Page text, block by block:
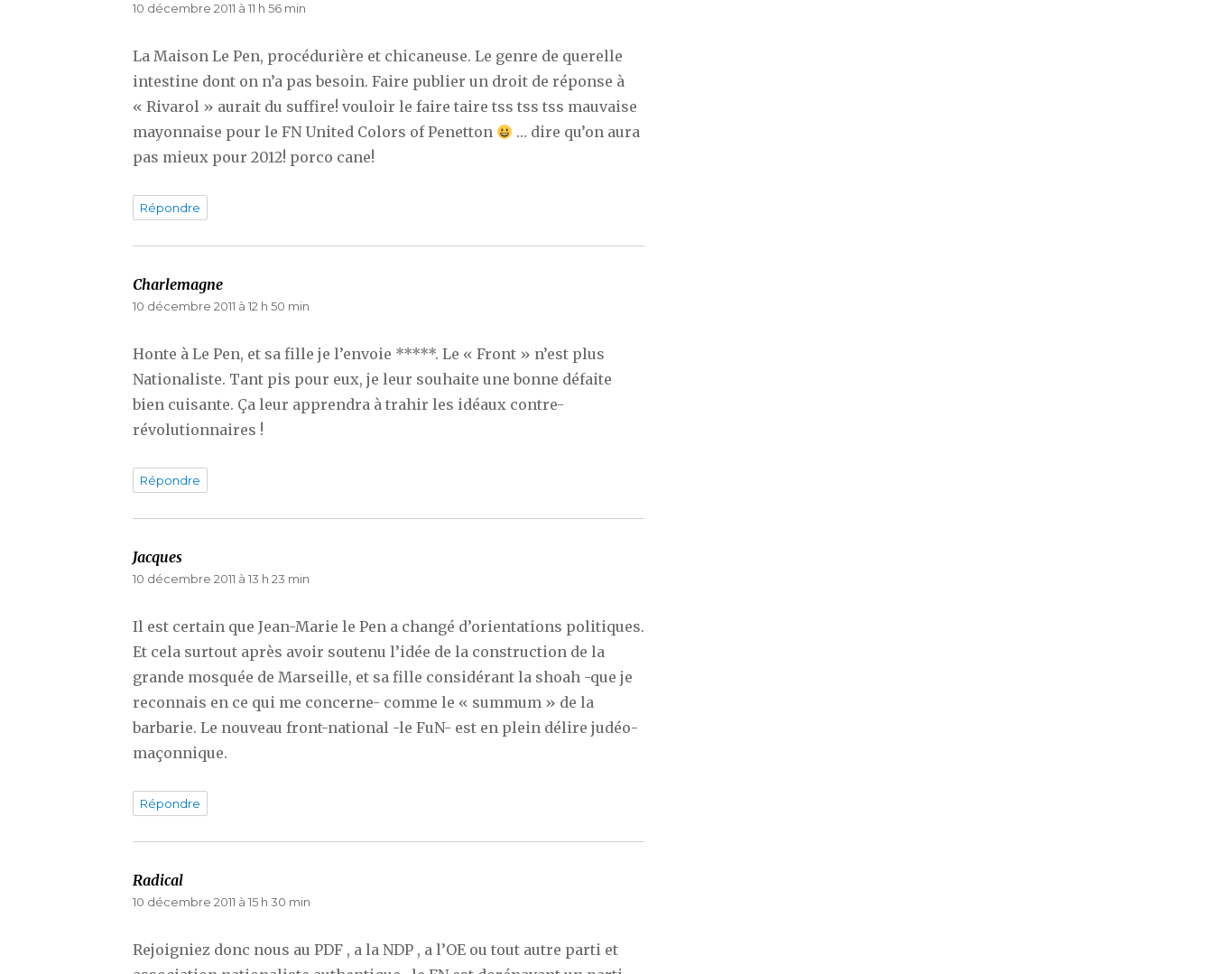
10 décembre 2011 à 11 h 56 min
La Maison Le Pen, procédurière et chicaneuse. Le genre de querelle
intestine dont on n’a pas besoin. Faire publier un droit de réponse à
« Rivarol » aurait du suffire! vouloir le faire taire tss tss tss mauvaise
mayonnaise pour le FN United Colors of Penetton
… dire qu’on aura
pas mieux pour 2012! porco cane!
Répondre
Charlemagne
10 décembre 2011 à 12 h 50 min
Honte à Le Pen, et sa fille je l’envoie *****. Le « Front » n’est plus
Nationaliste. Tant pis pour eux, je leur souhaite une bonne défaite
bien cuisante. Ça leur apprendra à trahir les idéaux contre-
révolutionnaires !
Répondre
Jacques
10 décembre 2011 à 13 h 23 min
Il est certain que Jean-Marie le Pen a changé d’orientations politiques.
Et cela surtout après avoir soutenu l’idée de la construction de la
grande mosquée de Marseille, et sa fille considérant la shoah -que je
reconnais en ce qui me concerne- comme le « summum » de la
barbarie. Le nouveau front-national -le FuN- est en plein délire judéo-
maçonnique.
Répondre
Radical
10 décembre 2011 à 15 h 30 min
Rejoigniez donc nous au PDF , a la NDP , a l’OE ou tout autre parti et